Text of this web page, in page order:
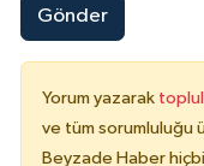
Gönder
Yorum yazarak
ve tüm sorumluluğu
Beyzade Haber